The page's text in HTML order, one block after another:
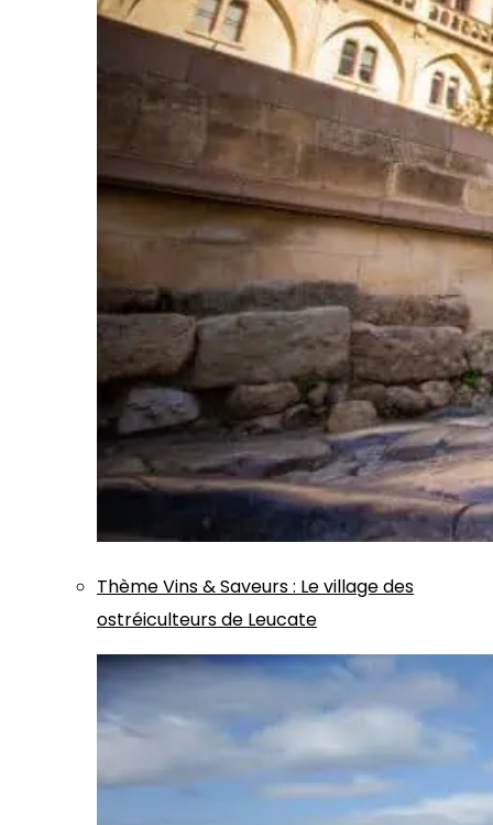
ThèmeVins & Saveurs: Le village des
ostréiculteurs de Leucate